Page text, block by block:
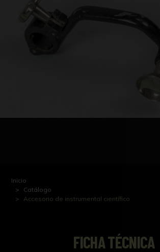
Inicio
Catálogo
Accesorio de instrumental científico
FICHA TÉCNICA